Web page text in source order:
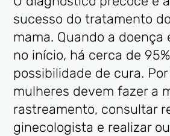
sucesso do tratamento
mama. Quando a doença
no início, há cerca de
possibilidade de cura. Por
mulheres devem fazer a
rastreamento, consultar
ginecologista e realizar